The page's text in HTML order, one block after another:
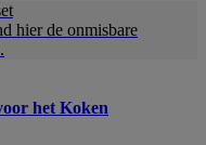
hier de onmisbare
het Koken